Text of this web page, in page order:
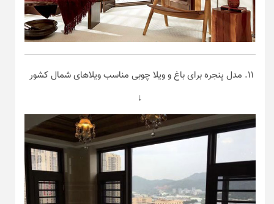
۱۱. مدل پنجره برای باغ و ویلا چوبی مناسب ویلاهای شمال کشور
↓